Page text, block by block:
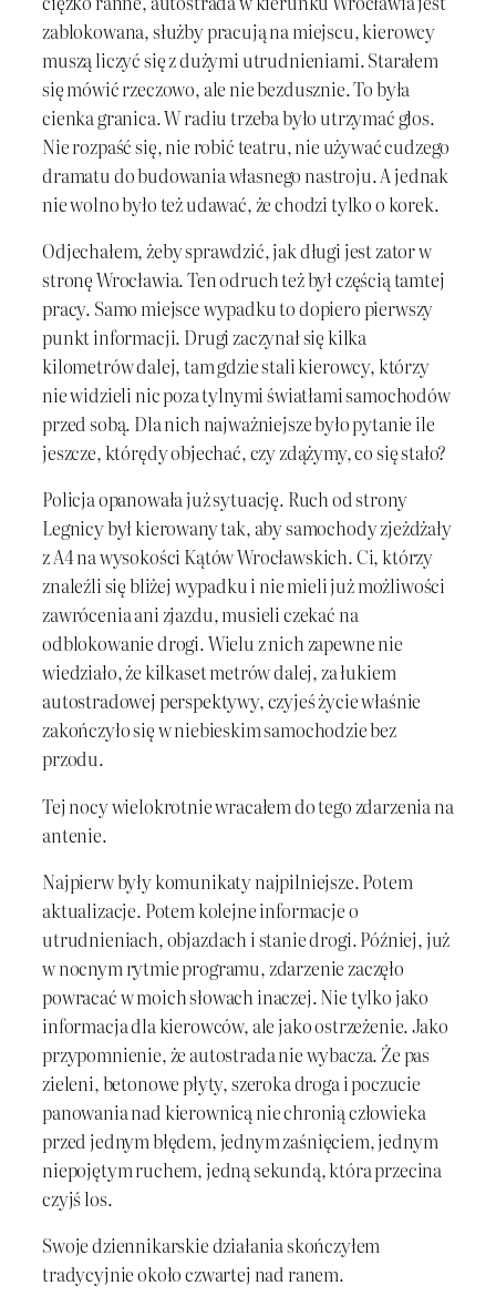
zablokowana, służby pracują na miejscu, kierowcy
muszą liczyć się z dużymi utrudnieniami. Starałem
się mówić rzeczowo, ale nie bezdusznie. To była
cienka granica. W radiu trzeba było utrzymać głos.
Nie rozpaść się, nie robić teatru, nie używać cudzego
dramatu do budowania własnego nastroju. A jednak
nie wolno było też udawać, że chodzi tylko o korek.
Odjechałem, żeby sprawdzić, jak długi jest zator w
stronę Wrocławia. Ten odruch też był częścią tamtej
pracy. Samo miejsce wypadku to dopiero pierwszy
punkt informacji. Drugi zaczynał się kilka
kilometrów dalej, tam gdzie stali kierowcy, którzy
nie widzieli nic poza tylnymi światłami samochodów
przed sobą. Dla nich najważniejsze było pytanie ile
jeszcze, którędy objechać, czy zdążymy, co się stało?
Policja opanowała już sytuację. Ruch od strony
Legnicy był kierowany tak, aby samochody zjeżdżały
z A4 na wysokości Kątów Wrocławskich. Ci, którzy
znaleźli się bliżej wypadku i nie mieli już możliwości
zawrócenia ani zjazdu, musieli czekać na
odblokowanie drogi. Wielu z nich zapewne nie
wiedziało, że kilkaset metrów dalej, za łukiem
autostradowej perspektywy, czyjeś życie właśnie
zakończyło się w niebieskim samochodzie bez
przodu.
Tej nocy wielokrotnie wracałem do tego zdarzenia na
antenie.
Najpierw były komunikaty najpilniejsze. Potem
aktualizacje. Potem kolejne informacje o
utrudnieniach, objazdach i stanie drogi. Później, już
w nocnym rytmie programu, zdarzenie zaczęło
powracać w moich słowach inaczej. Nie tylko jako
informacja dla kierowców, ale jako ostrzeżenie. Jako
przypomnienie, że autostrada nie wybacza. Że pas
zieleni, betonowe płyty, szeroka droga i poczucie
panowania nad kierownicą nie chronią człowieka
przed jednym błędem, jednym zaśnięciem, jednym
niepojętym ruchem, jedną sekundą, która przecina
czyjś los.
Swoje dziennikarskie działania skończyłem
tradycyjnie około czwartej nad ranem.